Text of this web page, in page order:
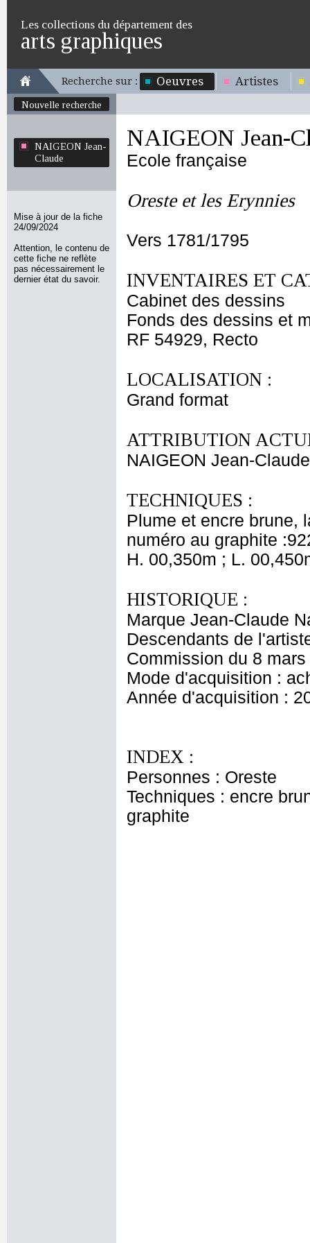
Les collections du département des
arts graphiques
Recherche sur : Oeuvres Artistes
Nouvelle recherche
NAIGEON Jean-
Claude
Mise à jour de la fiche
24/09/2024
Attention, le contenu de
cette fiche ne reflète
pas nécessairement le
dernier état du savoir.
NAIGEON Jean-
Ecole française
Oreste et les Erynnies
Vers 1781/1795
INVENTAIRES ET
Cabinet des dessins
Fonds des dessins et
RF 54929, Recto
LOCALISATION :
Grand format
ATTRIBUTION
NAIGEON Jean-Claude
TECHNIQUES :
Plume et encre brune,
numéro au graphite
H. 00,350m ; L.
HISTORIQUE :
Marque Jean-Claude
Descendants de
Commission du 8
Mode d'acquisition :
Année d'acquisition :
INDEX :
Personnes : Oreste
Techniques : encre
graphite